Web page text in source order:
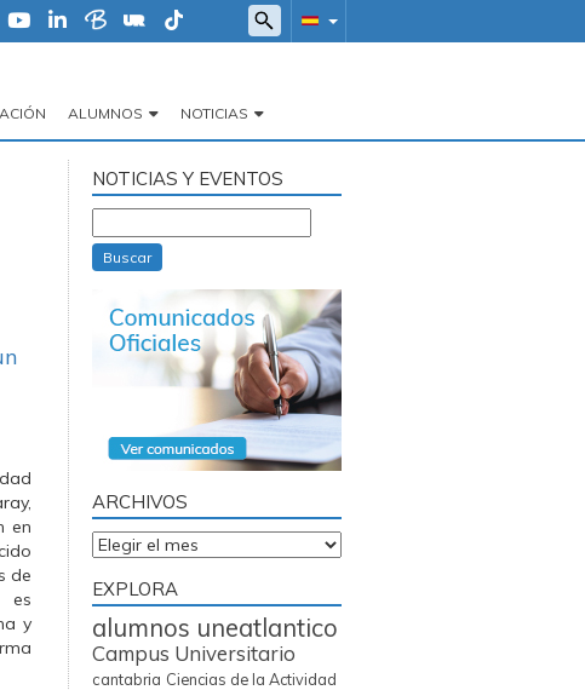
ALUMNOS NOTICIAS
en
de
es
y
NOTICIAS Y EVENTOS
Buscar
ARCHIVOS
Archivos
EXPLORA
alumnos uneatlantico
Campus Universitario
cantabria Ciencias de la Actividad